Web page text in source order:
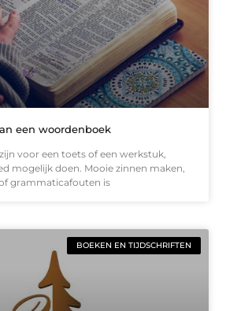
een woordenboek
voor een toets of een werkstuk,
mogelijk doen. Mooie zinnen maken,
grammaticafouten is
BOEKEN EN TIJDSCHRIFTEN